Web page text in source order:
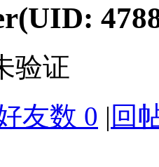
(UID:
验证
友数 0 | 回